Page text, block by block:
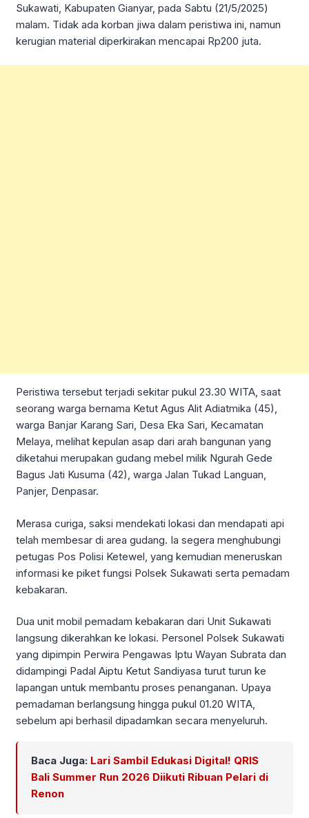
Sukawati, Kabupaten Gianyar, pada Sabtu (21/5/2025)
malam. Tidak ada korban jiwa dalam peristiwa ini, namun
kerugian material diperkirakan mencapai Rp200 juta.
Peristiwa tersebut terjadi sekitar pukul 23.30 WITA, saat
seorang warga bernama Ketut Agus Alit Adiatmika (45),
warga Banjar Karang Sari, Desa Eka Sari, Kecamatan
Melaya, melihat kepulan asap dari arah bangunan yang
diketahui merupakan gudang mebel milik Ngurah Gede
Bagus Jati Kusuma (42), warga Jalan Tukad Languan,
Panjer, Denpasar.
Merasa curiga, saksi mendekati lokasi dan mendapati api
telah membesar di area gudang. Ia segera menghubungi
petugas Pos Polisi Ketewel, yang kemudian meneruskan
informasi ke piket fungsi Polsek Sukawati serta pemadam
kebakaran.
Dua unit mobil pemadam kebakaran dari Unit Sukawati
langsung dikerahkan ke lokasi. Personel Polsek Sukawati
yang dipimpin Perwira Pengawas Iptu Wayan Subrata dan
didampingi Padal Aiptu Ketut Sandiyasa turut turun ke
lapangan untuk membantu proses penanganan. Upaya
pemadaman berlangsung hingga pukul 01.20 WITA,
sebelum api berhasil dipadamkan secara menyeluruh.
Baca Juga: Lari Sambil Edukasi Digital! QRIS
Bali Summer Run 2026 Diikuti Ribuan Pelari di
Renon